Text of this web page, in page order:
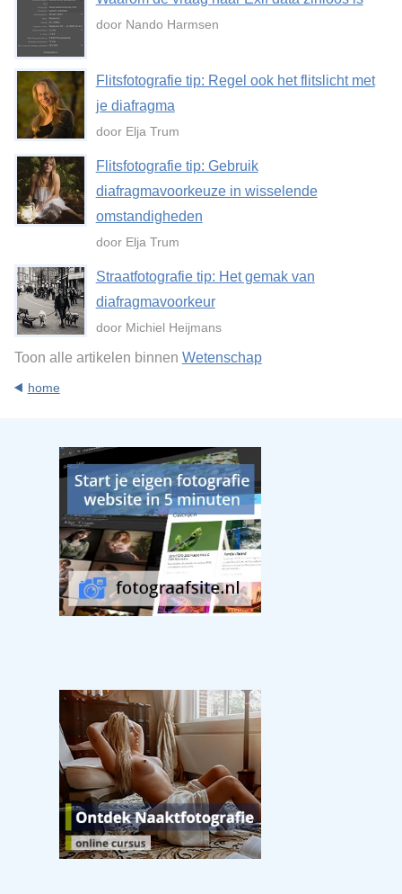
door Nando Harmsen
Flitsfotografie tip: Regel ook het flitslicht met
je diafragma
door Elja Trum
Flitsfotografie tip: Gebruik
diafragmavoorkeuze in wisselende
omstandigheden
door Elja Trum
Straatfotografie tip: Het gemak van
diafragmavoorkeur
door Michiel Heijmans
Toon alle artikelen binnen Wetenschap
home